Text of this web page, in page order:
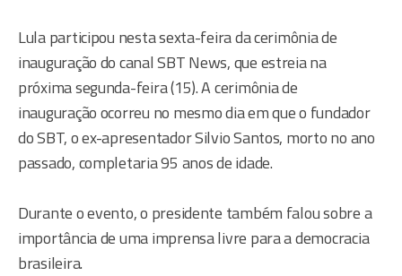
Lula participou nesta sexta-feira da cerimônia de
inauguração do canal SBT News, que estreia na
próxima segunda-feira (15). A cerimônia de
inauguração ocorreu no mesmo dia em que o fundador
do SBT, o ex-apresentador Silvio Santos, morto no ano
passado, completaria 95 anos de idade.
Durante o evento, o presidente também falou sobre a
importância de uma imprensa livre para a democracia
brasileira.